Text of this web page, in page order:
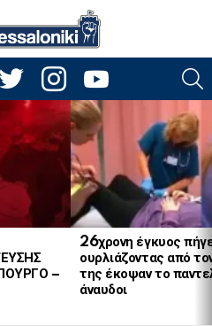
twitter instagramyoutube
–
26χρονη έγκυος
ουρλιάζοντας από
της έκοψαν το
άναυδοι